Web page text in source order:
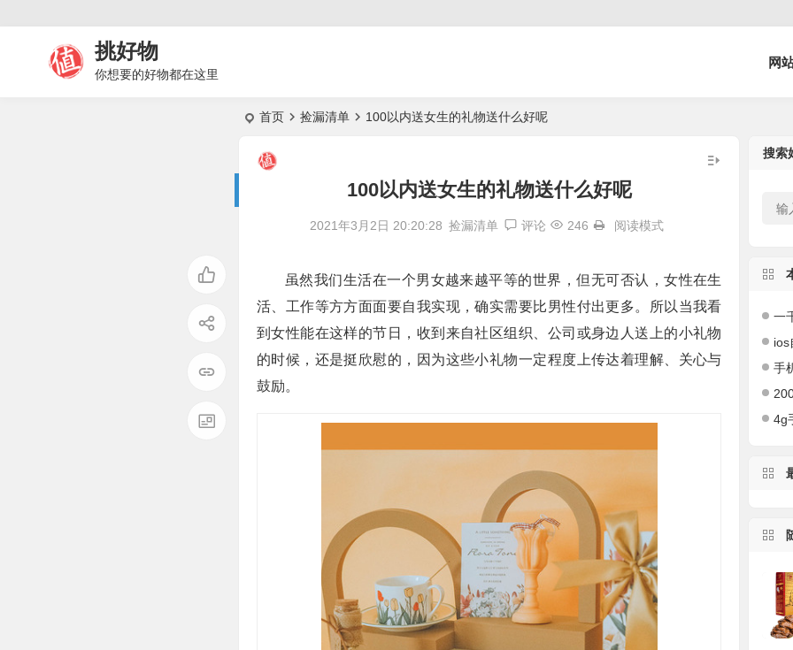
挑好物
你想要的好物都在这里
网
首页 捡漏清单 100以内送女生的礼物送什么好呢
100以内送女生的礼物送什么好呢
2021年3月2日 20:20:28 捡漏清单 评论 246 阅读模式
虽然我们生活在一个男女越来越平等的世界，但无可否认，女性在生
活、工作等方方面面要自我实现，确实需要比男性付出更多。所以当我看
到女性能在这样的节日，收到来自社区组织、公司或身边人送上的小礼物
的时候，还是挺欣慰的，因为这些小礼物一定程度上传达着理解、关心与
鼓励。
搜索
一千左
ios自
手机
2000
4g手